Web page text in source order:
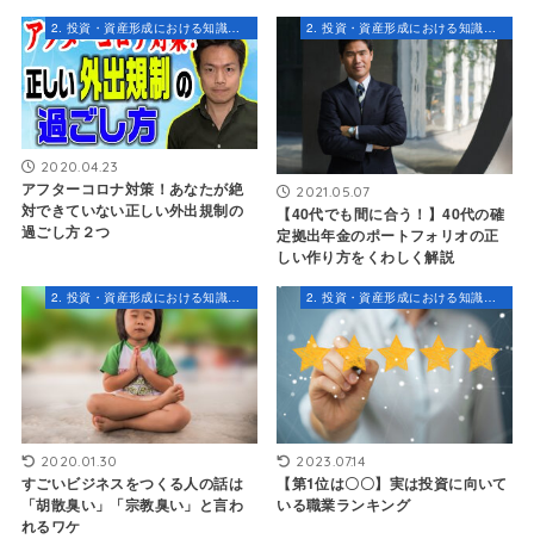
2. 投資・資産形成における知識とスキル
2020.04.23
アフターコロナ対策！あなたが絶
対できていない正しい外出規制の
過ごし方２つ
2. 投資・資産形成における知識とスキル
2021.05.07
【40代でも間に合う！】40代の確
定拠出年金のポートフォリオの正
しい作り方をくわしく解説
2. 投資・資産形成における知識とスキル
2020.01.30
すごいビジネスをつくる人の話は
「胡散臭い」「宗教臭い」と言わ
れるワケ
2. 投資・資産形成における知識とスキル
2023.07.14
【第1位は〇〇】実は投資に向いて
いる職業ランキング